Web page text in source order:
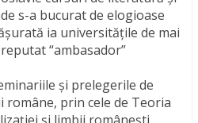
s-a bucurat de elogioase
ia universităţile de mai
“ambasador”
şi prelegerile de
prin cele de Teoria